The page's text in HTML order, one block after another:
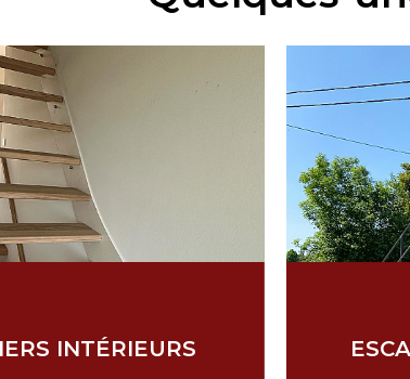
INTÉRIEURS